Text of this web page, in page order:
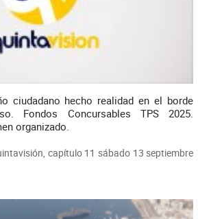
ciudadano hecho realidad en el borde
Fondos Concursables TPS 2025.
organizado.
capítulo 11 sábado 13 septiembre